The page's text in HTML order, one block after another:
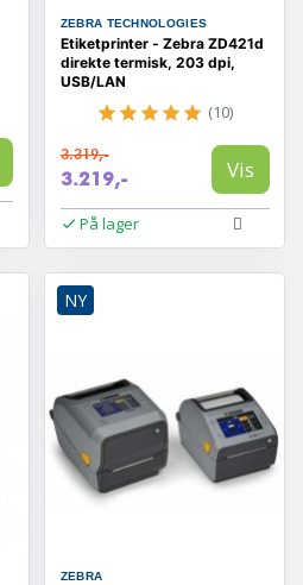
ZEBRA TECHNOLOGIES
Etiketprinter - Zebra ZD421d
direkte termisk, 203 dpi,
USB/LAN
(10)
3.319,-
3.219,- Vis
På lager
NY
ZEBRA